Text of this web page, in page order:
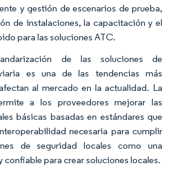
y gestión de escenarios de prueba,
de instalaciones, la capacitación y el
para las soluciones ATC.
de las soluciones de
es una de las tendencias más
al mercado en la actualidad. La
a los proveedores mejorar las
básicas basadas en estándares que
necesaria para cumplir
de seguridad locales como una
confiable para crear soluciones locales.